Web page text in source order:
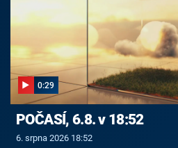
0:29
POČASÍ, 6.8. v 18:52
6. srpna 2026 18:52